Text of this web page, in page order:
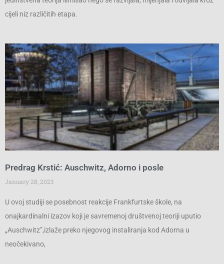
cijeli niz različitih etapa.
Predrag Krstić: Auschwitz, Adorno i posle
January 28, 2023
U ovoj studiji se posebnost reakcije Frankfurtske škole, na
onajkardinalni izazov koji je savremenoj društvenoj teoriji uputio
„Auschwitz”,izlaže preko njegovog instaliranja kod Adorna u
neočekivano,